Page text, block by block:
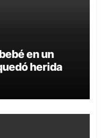
en un
herida